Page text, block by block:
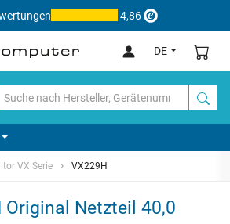
4,86
DE
VX Serie VX229H
Original Netzteil 40,0